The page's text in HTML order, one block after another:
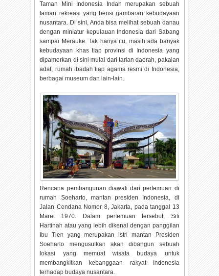
Taman Mini Indonesia Indah merupakan sebuah
taman rekreasi yang berisi gambaran kebudayaan
nusantara. Di sini, Anda bisa melihat sebuah danau
dengan miniatur kepulauan Indonesia dari Sabang
sampai Merauke. Tak hanya itu, masih ada banyak
kebudayaan khas tiap provinsi di Indonesia yang
dipamerkan di sini mulai dari tarian daerah, pakaian
adat, rumah ibadah tiap agama resmi di Indonesia,
berbagai museum dan lain-lain.
Rencana pembangunan diawali dari pertemuan di
rumah Soeharto, mantan presiden Indonesia, di
Jalan Cendana Nomor 8, Jakarta, pada tanggal 13
Maret 1970. Dalam pertemuan tersebut, Siti
Hartinah atau yang lebih dikenal dengan panggilan
Ibu Tien yang merupakan istri mantan Presiden
Soeharto mengusulkan akan dibangun sebuah
lokasi yang memuat wisata budaya untuk
membangkitkan kebanggaan rakyat Indonesia
terhadap budaya nusantara.